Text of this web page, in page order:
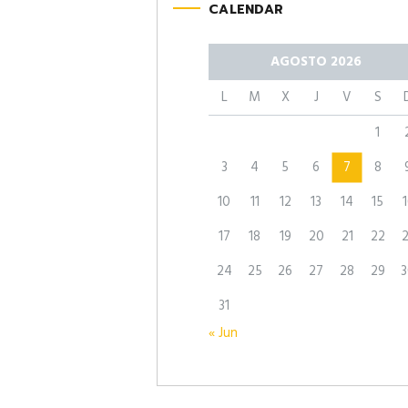
CALENDAR
AGOSTO 2026
L
M X J V S
1
3
4 5 6 7 8
10
11 12 13 14 15
17
18 19 20 21 22
24
25 26 27 28 29
31
« Jun